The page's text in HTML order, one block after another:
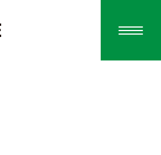
アスリート株式会社はフィットネスを